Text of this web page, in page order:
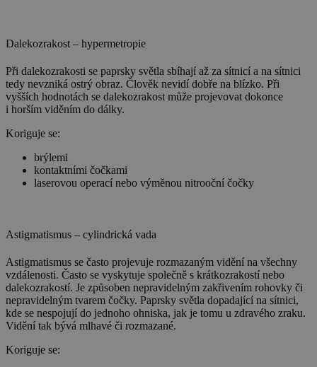
Dalekozrakost – hypermetropie
Při dalekozrakosti se paprsky světla sbíhají až za sítnicí a na sítnici
tedy nevzniká ostrý obraz. Člověk nevidí dobře na blízko. Při
vyšších hodnotách se dalekozrakost může projevovat dokonce
i horším viděním do dálky.
Koriguje se:
brýlemi
kontaktními čočkami
laserovou operací nebo výměnou nitrooční čočky
Astigmatismus – cylindrická vada
Astigmatismus se často projevuje rozmazaným vidění na všechny
vzdálenosti. Často se vyskytuje společně s krátkozrakostí nebo
dalekozrakostí. Je způsoben nepravidelným zakřivením rohovky či
nepravidelným tvarem čočky. Paprsky světla dopadající na sítnici,
kde se nespojují do jednoho ohniska, jak je tomu u zdravého zraku.
Vidění tak bývá mlhavé či rozmazané.
Koriguje se: